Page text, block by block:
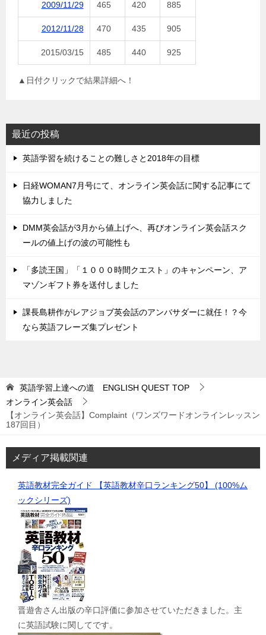
2009/11/29 465 420 885
2012/11/28 470 435 905
2015/03/15 485 440 925
▲日付クリックで結果詳細へ！
最近の投稿
英語学習を続けることの難しさと2018年の目標
日経WOMAN7月号にて、オンライン英会話に関する記事にて
協力しました
DMM英会話が3月から値上げへ、再びオンライン英会話スク
ールの値上げの波の可能性も
「多読王国」「１０００時間クエスト」のキャンペーン、ア
マゾンギフト券を送付しました
課長島耕作がレアジョブ英会話のアンバサダーに就任！？今
なら英語フレーズ集プレゼント
英語学習上達への道 ENGLISH QUEST TOP
オンライン英会話
【オンライン英会話】Complaint（ワンズワードオンラインレッスン
187回目）
メディア掲載関連
英語教材完全ガイド 【英語教材辛口ランキング50】 (100%ム
ックシリーズ)
晋遊舎さん出版の辛口評価に参加させていただきました。主
に英語試験に関してです。